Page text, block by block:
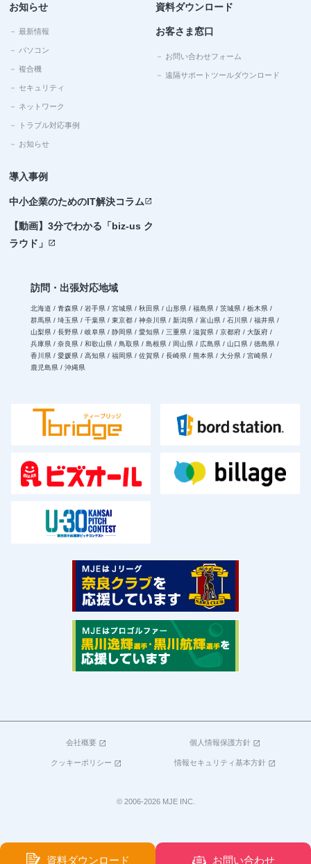
資料ダウンロード お問い合わせ
お知らせ
－ 最新情報
－ パソコン
－ 複合機
－ セキュリティ
－ ネットワーク
－ トラブル対応事例
－ お知らせ
導入事例
資料ダウンロード
お客さま窓口
－ お問い合わせフォーム
－ 遠隔サポートツールダウンロード
中小企業のためのIT解決コラムopen_in_new
【動画】3分でわかる「biz-us ク
ラウド」
open_in_new
訪問・出張対応地域
北海道 / 青森県 / 岩手県 / 宮城県 / 秋田県 / 山形県 / 福島県 / 茨城県 / 栃木県 /
群馬県 / 埼玉県 / 千葉県 / 東京都 / 神奈川県 / 新潟県 / 富山県 / 石川県 / 福井県 /
山梨県 / 長野県 / 岐阜県 / 静岡県 / 愛知県 / 三重県 / 滋賀県 / 京都府 / 大阪府 /
兵庫県 / 奈良県 / 和歌山県 / 鳥取県 / 島根県 / 岡山県 / 広島県 / 山口県 / 徳島県 /
香川県 / 愛媛県 / 高知県 / 福岡県 / 佐賀県 / 長崎県 / 熊本県 / 大分県 / 宮崎県 /
鹿児島県 / 沖縄県
会社概要 open_in_new 個人情報保護方針 open_in_new
クッキーポリシー open_in_new 情報セキュリティ基本方針 open_in_new
© 2006-2026 MJE INC.